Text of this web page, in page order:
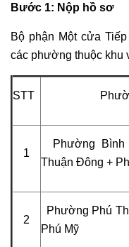
Bước 1: Nộp hồ sơ
Bộ phận Một cửa
các phường thuộc khu
STT
1
Phường Bình
Thuận Đông +
2
Phường Phú
Phú Mỹ